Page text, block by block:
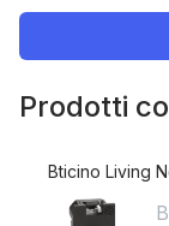
Prodotti
Bticino Living